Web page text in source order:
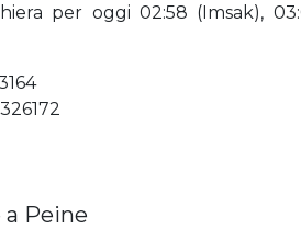
per oggi 02:58 (Imsak),
a Peine